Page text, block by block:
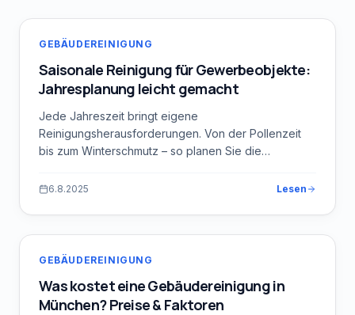
GEBÄUDEREINIGUNG
Saisonale Reinigung für Gewerbeobjekte:
Jahresplanung leicht gemacht
Jede Jahreszeit bringt eigene
Reinigungsherausforderungen. Von der Pollenzeit
bis zum Winterschmutz – so planen Sie die
6.8.2025 Lesen
GEBÄUDEREINIGUNG
Was kostet eine Gebäudereinigung in
München? Preise & Faktoren